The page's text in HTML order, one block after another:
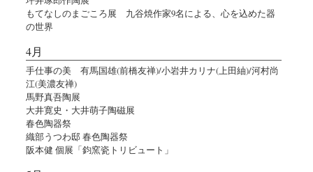
もてなしのまごころ展 九谷焼作家9名による、心を込めた器
の世界
4月
手仕事の美 有馬国雄(前橋友禅)/小岩井カリナ(上田紬)/河村尚
江(美濃友禅)
馬野真吾陶展
大井寛史・大井萌子陶磁展
春色陶器祭
織部うつわ邸 春色陶器祭
阪本健 個展「鈞窯瓷トリビュート」